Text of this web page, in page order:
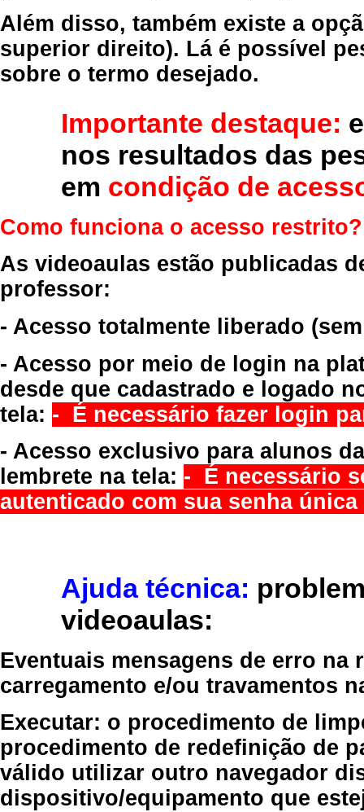
Além disso, também existe a
superior direito). Lá é possível
sobre o termo desejado.
Importante destaque:
nos resultados das
em condição de
Como funciona o acesso restrito?
As videoaulas estão publicadas
professor:
- Acesso totalmente liberado
- Acesso por meio de login na
desde que cadastrado e logado
tela: - É necessário fazer login
- Acesso exclusivo para alunos
lembrete na tela: - É necessário
autenticado com sua senha
Ajuda técnica:
videoaulas:
Eventuais mensagens de erro
carregamento e/ou travamentos
Executar: o procedimento de
procedimento de redefinição de
válido utilizar outro navegador
dispositivo/equipamento que